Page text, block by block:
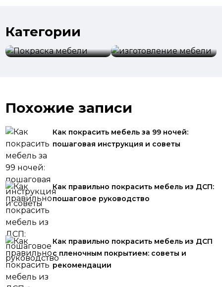
Категории
Покраска мебели
Похожие записи
Как покрасить мебель за 99 ночей:
пошаговая инструкция и советы
Как правильно покрасить мебель из ДСП:
пошаговое руководство
Как правильно покрасить мебель из ДСП
с пленочным покрытием: советы и
рекомендации